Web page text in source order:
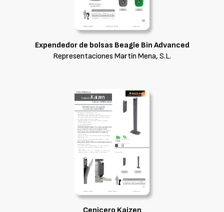
Expendedor de bolsas Beagle Bin Advanced
Representaciones Martín Mena, S.L.